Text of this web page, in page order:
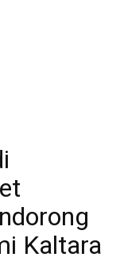
Kaltara